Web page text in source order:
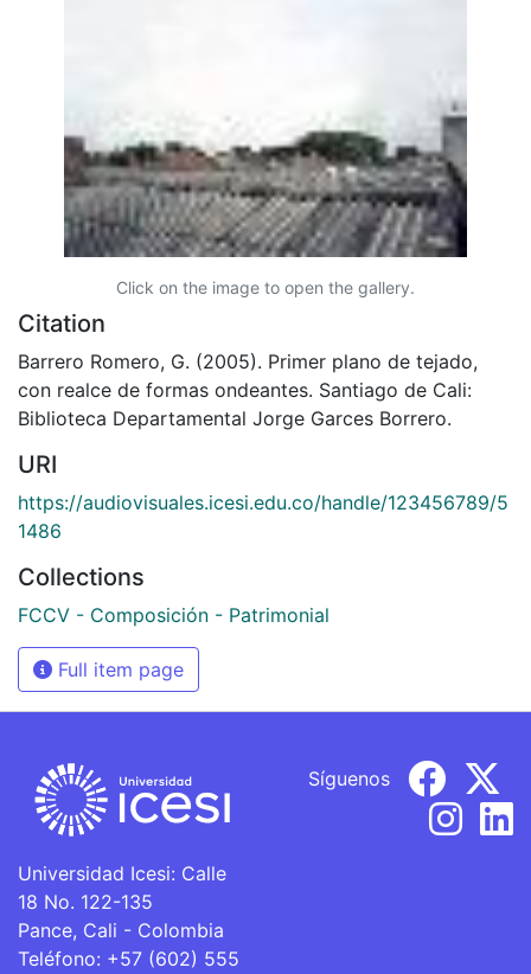
Click on the image to open the gallery.
Citation
Barrero Romero, G. (2005). Primer plano de tejado,
con realce de formas ondeantes. Santiago de Cali:
Biblioteca Departamental Jorge Garces Borrero.
URI
https://audiovisuales.icesi.edu.co/handle/123456789/5
1486
Collections
FCCV - Composición - Patrimonial
Full item page
Universidad Icesi: Calle
18 No. 122-135
Pance, Cali - Colombia
Teléfono: +57 (602) 555
Síguenos